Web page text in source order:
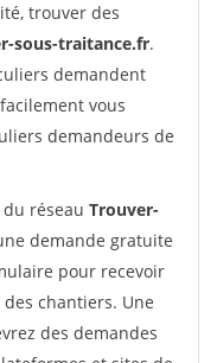
trouver des
sous-traitance.fr.
demandent
vous
demandeurs de
réseau Trouver-
demande gratuite
pour recevoir
chantiers. Une
des demandes